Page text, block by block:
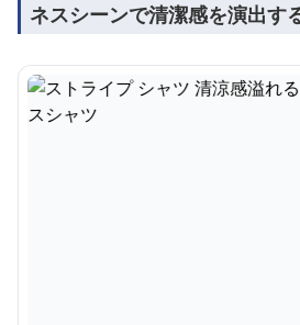
ネスシーンで清潔感を演出す